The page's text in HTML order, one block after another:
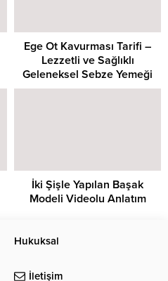
Ege Ot Kavurması Tarifi –
Lezzetli ve Sağlıklı
Geleneksel Sebze Yemeği
İki Şişle Yapılan Başak
Modeli Videolu Anlatım
Hukuksal
İletişim